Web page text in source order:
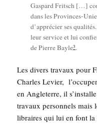
Gas­pard Fritsch […]
dans les Pro­vinces-
d’apprécier ses
leur ser­vice et lui
de Pierre Bayle3.
Les divers tra­vaux pour
Charles Levier,
en Angle­terre, il
tra­vaux per­son­nels mais
libraires qui lui en font la